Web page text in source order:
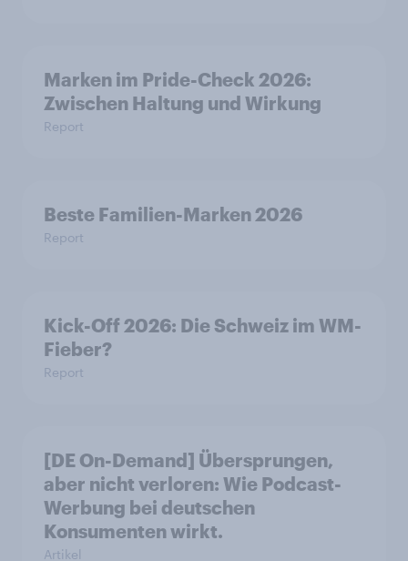
Marken im Pride-Check 2026:
Zwischen Haltung und Wirkung
Report
Beste Familien-Marken 2026
Report
Kick-Off 2026: Die Schweiz im WM-
Fieber?​
Report
[DE On-Demand] Übersprungen,
aber nicht verloren: Wie Podcast-
Werbung bei deutschen
Konsumenten wirkt.
Artikel